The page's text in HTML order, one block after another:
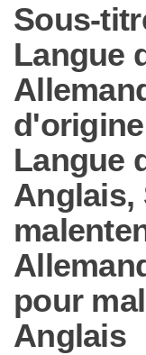
Sous-
Langue
Langue
Anglais,
pour
Anglais